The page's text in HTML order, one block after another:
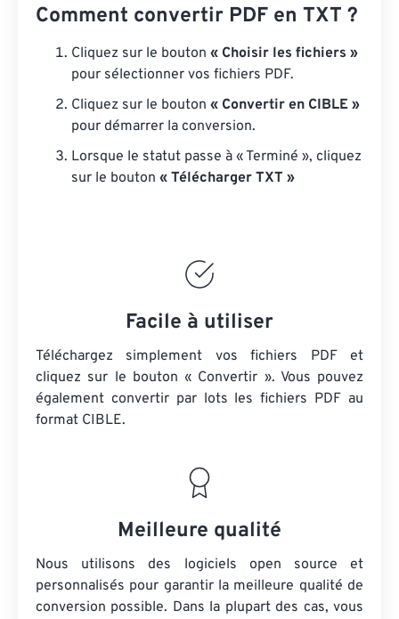
Comment convertir PDF en TXT ?
Cliquez sur le bouton « Choisir les fichiers »
pour sélectionner vos fichiers PDF.
Cliquez sur le bouton « Convertir en CIBLE »
pour démarrer la conversion.
Lorsque le statut passe à « Terminé », cliquez
sur le bouton « Télécharger TXT »
Facile à utiliser
Téléchargez simplement vos fichiers PDF et
cliquez sur le bouton « Convertir ». Vous pouvez
également convertir par lots les fichiers PDF au
format CIBLE.
Meilleure qualité
Nous utilisons des logiciels open source et
personnalisés pour garantir la meilleure qualité de
conversion possible. Dans la plupart des cas, vous